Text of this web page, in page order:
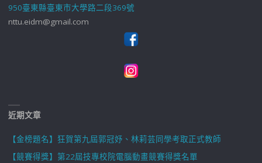
950臺東縣臺東市大學路二段369號
nttu.eidm@gmail.com
近期文章
【金榜題名】狂賀第九屆郭冠妤、林莉芸同學考取正式教師
【競賽得獎】第22屆技專校院電腦動畫競賽得獎名單